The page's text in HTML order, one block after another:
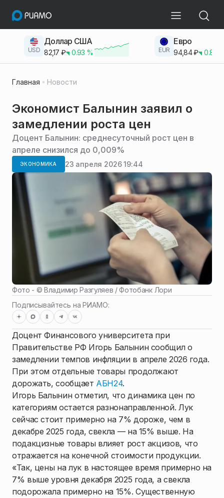
USD
Доллар США
82,17 ₽ 0.93 % EUR
Евро
94,84₽ 0.83
Главная Новости
Экономист Балынин заявил о
замедлении роста цен
Доцент Балынин: среднесуточный рост цен в
апреле снизился до 0,009%
ЭКОНОМИКА 23 апреля 2026 19:44
Фото - ©Владимир Разгуляев / Фотобанк Лори
Подписывайтесь на РИАМО:
Доцент Финансового университета при
Правительстве РФ Игорь Балынин сообщил о
замедлении темпов инфляции в апреле 2026 года.
При этом отдельные товары продолжают
дорожать, сообщает АБН24.
Игорь Балынин отметил, что динамика цен по
категориям остается разнонаправленной. Лук
сейчас стоит примерно на 7% дороже, чем в
декабре 2025 года, свекла — на 15% выше. На
подакцизные товары влияет рост акцизов, что
отражается на конечной стоимости продукции.
«Так, цены на лук в настоящее время примерно на
7% выше уровня декабря 2025 года, а свекла
подорожала примерно на 15%. Существенную